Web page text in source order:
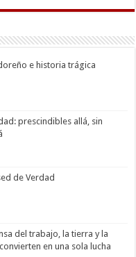
e historia trágica
prescindibles allá, sin
de Verdad
del trabajo, la tierra y la
en una sola lucha